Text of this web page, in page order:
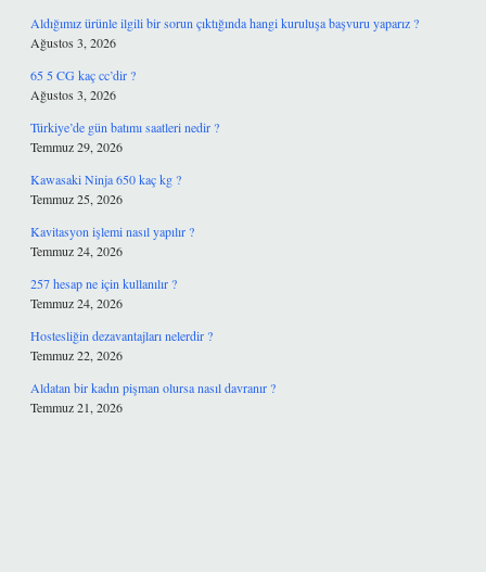
Aldığımız ürünle ilgili bir sorun çıktığında hangi kuruluşa başvuru yaparız ?
Ağustos 3, 2026
65 5 CG kaç cc’dir ?
Ağustos 3, 2026
Türkiye’de gün batımı saatleri nedir ?
Temmuz 29, 2026
Kawasaki Ninja 650 kaç kg ?
Temmuz 25, 2026
Kavitasyon işlemi nasıl yapılır ?
Temmuz 24, 2026
257 hesap ne için kullanılır ?
Temmuz 24, 2026
Hostesliğin dezavantajları nelerdir ?
Temmuz 22, 2026
Aldatan bir kadın pişman olursa nasıl davranır ?
Temmuz 21, 2026